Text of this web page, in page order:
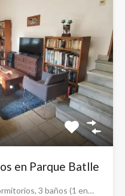
en Parque Batlle
3 baños (1 en…